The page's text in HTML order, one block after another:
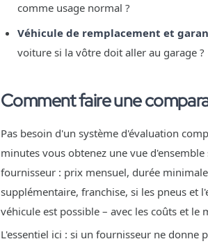
comme usage normal ?
Véhicule de remplacement et
voiture si la vôtre doit aller au garage ?
Comment faire une
Pas besoin d'un système d'évaluation
minutes vous obtenez une vue
fournisseur : prix mensuel, durée
supplémentaire, franchise, si les pneus et
véhicule est possible – avec les coûts et le
L'essentiel ici : si un fournisseur ne donne